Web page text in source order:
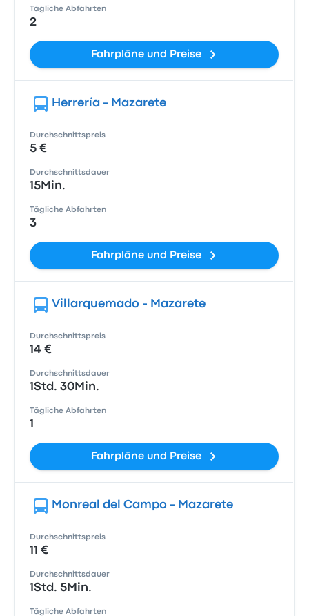
Tägliche Abfahrten
2
Fahrpläne und Preise
Herrería - Mazarete
Durchschnittspreis
5 €
Durchschnittsdauer
15Min.
Tägliche Abfahrten
3
Fahrpläne und Preise
Villarquemado - Mazarete
Durchschnittspreis
14 €
Durchschnittsdauer
1Std. 30Min.
Tägliche Abfahrten
1
Fahrpläne und Preise
Monreal del Campo - Mazarete
Durchschnittspreis
11 €
Durchschnittsdauer
1Std. 5Min.
Tägliche Abfahrten